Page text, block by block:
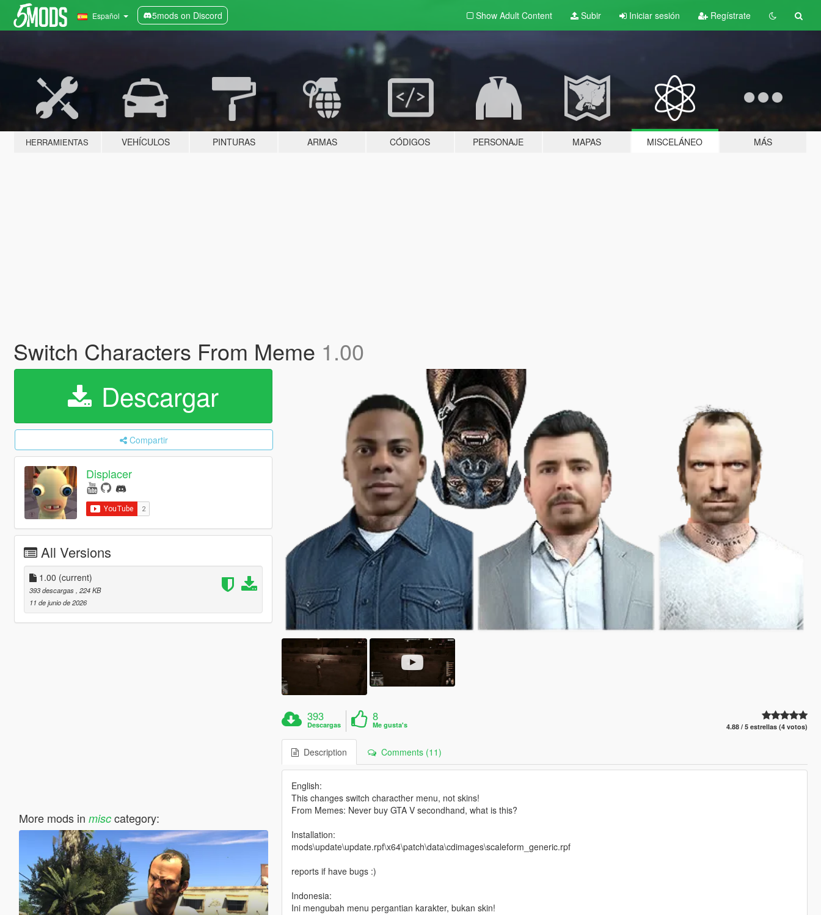
Español 5mods on Discord Show Adult Content Subir Iniciar sesión Regístrate
HERRAMIENTAS VEHÍCULOS PINTURAS ARMAS CÓDIGOS PERSONAJE MAPAS MISCELÁNEO MÁS
Switch Characters From Meme 1.00
Descargar
Compartir
Displacer
All Versions
1.00 (current)
393 descargas , 224 KB
11 de junio de 2026
More mods in misccategory:
393
Descargas
8
Me gusta's 4.88 / 5 estrellas (4 votos)
Description Comments (11)
English:
This changes switch characther menu, not skins!
From Memes: Never buy GTA V secondhand, what is this?
Installation:
mods\update\update.rpf\x64\patch\data\cdimages\scaleform_generic.rpf
reports if have bugs :)
Indonesia:
Ini mengubah menu pergantian karakter, bukan skin!